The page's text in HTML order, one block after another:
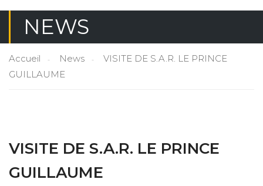
NEWS
Accueil News
VISITE DE S.A.R. LE PRINCE
GUILLAUME
VISITE DE S.A.R. LE PRINCE
GUILLAUME